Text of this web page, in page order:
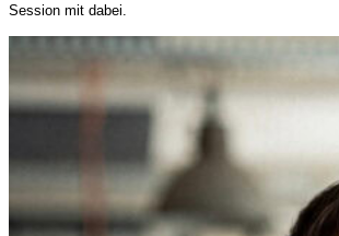
Session mit dabei.